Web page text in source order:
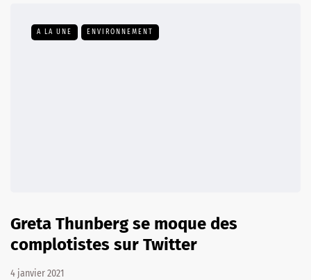
A LA UNE ENVIRONNEMENT
Greta Thunberg se moque des
complotistes sur Twitter
4 janvier 2021